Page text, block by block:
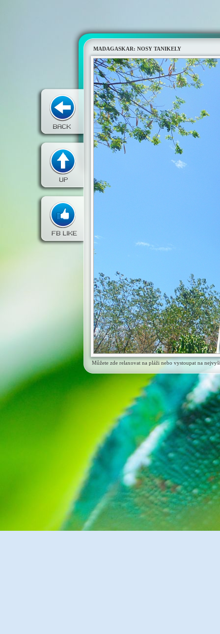
MADAGASKAR: NOSY TANIKELY
Můžete zde relaxovat na pláži nebo vystoupat na